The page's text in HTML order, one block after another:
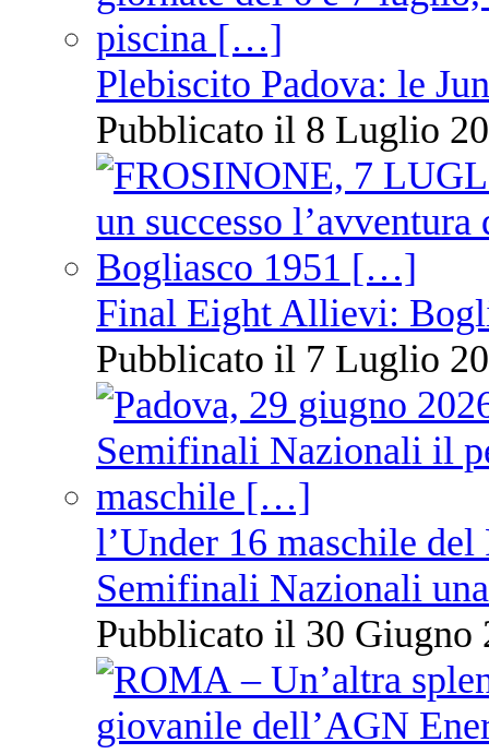
Plebiscito Padova: le
Pubblicato il 8 Luglio
Final Eight Allievi:
Pubblicato il 7 Luglio
l’Under 16 maschile
Semifinali Nazionali
Pubblicato il 30 Giugno